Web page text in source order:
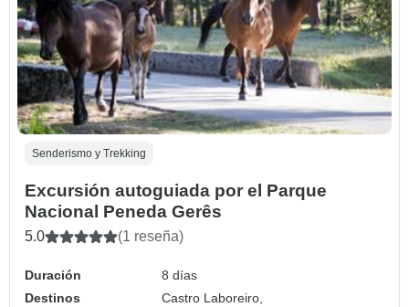
Senderismo y Trekking
Excursión autoguiada por el Parque
Nacional Peneda Gerês
5.0 (1 reseña)
Duración
8 días
Destinos
Castro Laboreiro,